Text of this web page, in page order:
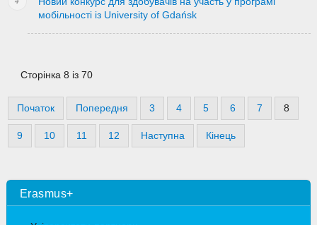
мобільності із University of Gdańsk
Сторінка 8 із 70
Початок Попередня 3 4 5 6 7 8
9 10 11 12 Наступна Кінець
Erasmus+